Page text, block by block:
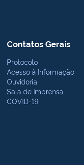
Contatos Gerais
Protocolo
Acesso à Informação
Ouvidoria
Sala de Imprensa
COVID-19